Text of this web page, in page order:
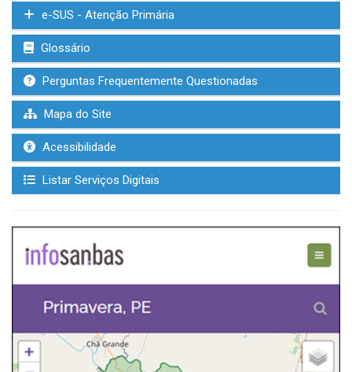
e-SUS - Atenção Primária
Glossário
Perguntas Frequentemente Questionadas
Mapa do Site
Acessibilidade
Listar Serviços Digitais